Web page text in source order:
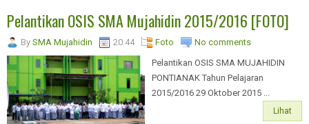
Pelantikan OSIS SMA Mujahidin 2015/2016 [FOTO]
By SMA Mujahidin 20.44 Foto
No comments
Pelantikan OSIS SMA MUJAHIDIN
PONTIANAK Tahun Pelajaran
2015/2016 29 Oktober 2015 ...
Lihat